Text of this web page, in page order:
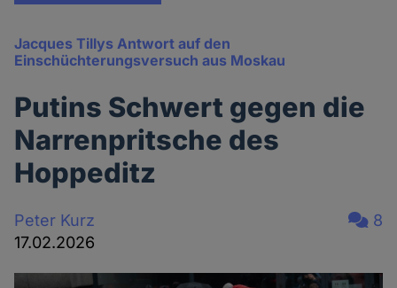
Jacques Tillys Antwort auf den
Einschüchterungsversuch aus Moskau
Putins Schwert gegen die
Narrenpritsche des
Hoppeditz
Peter Kurz
17.02.2026
8